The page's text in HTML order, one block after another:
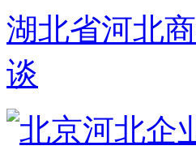
湖北省河北
谈